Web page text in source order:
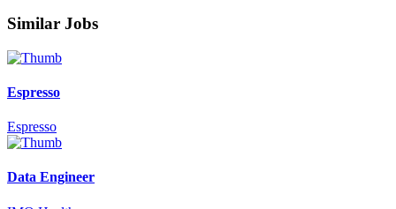
Similar Jobs
Espresso
Espresso
Data Engineer